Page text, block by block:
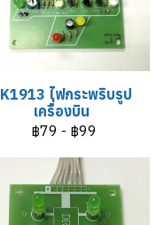
ไฟกระพริบรูป
เครื่องบิน
฿79 - ฿99